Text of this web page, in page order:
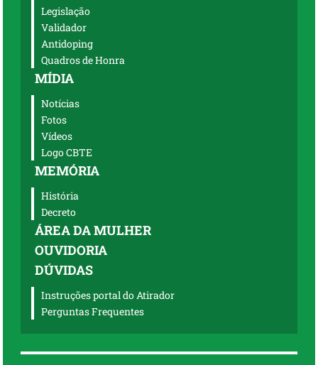
Legislação
Validador
Antidoping
Quadros de Honra
MÍDIA
Notícias
Fotos
Vídeos
Logo CBTE
MEMÓRIA
História
Decreto
ÁREA DA MULHER
OUVIDORIA
DÚVIDAS
Instruções portal do Atirador
Perguntas Frequentes